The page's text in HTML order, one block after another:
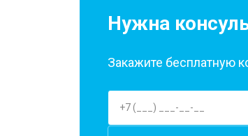
Нужна
Закажите бесплатную